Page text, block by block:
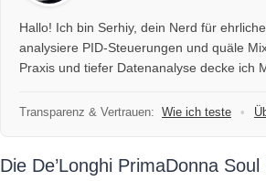
Hallo! Ich bin Serhiy, dein Nerd für
analysiere PID-Steuerungen und quäle
Praxis und tiefer Datenanalyse decke ich
Transparenz & Vertrauen: Wie ich teste •
Die De’Longhi PrimaDonna